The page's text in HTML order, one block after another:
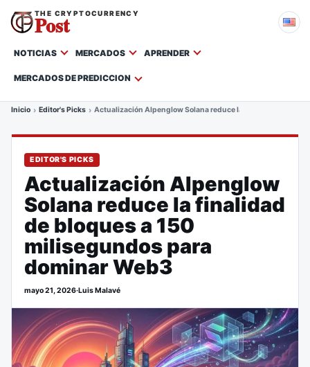
THE CRYPTOCURRENCY
Post
NOTICIAS MERCADOS APRENDER
MERCADOS DE PREDICCION
Inicio Editor's Picks Actualización Alpenglow Solana reduce la finalidad de
EDITOR'S PICKS
Actualización Alpenglow
Solana reduce la finalidad
de bloques a 150
milisegundos para
dominar Web3
mayo 21, 2026·Luis Malavé